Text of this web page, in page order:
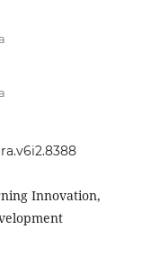
Innovation,